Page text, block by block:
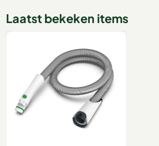
Laatst bekeken items